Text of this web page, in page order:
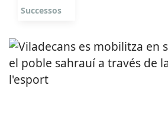
Successos